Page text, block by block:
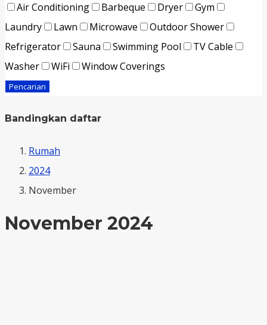
Air Conditioning
Barbeque Dryer
Gym
Laundry
Lawn Microwave
Outdoor Shower
Refrigerator
Sauna Swimming Pool
TV Cable
Washer
WiFi Window Coverings
Pencarian
Bandingkan daftar
Rumah
2024
November
November 2024